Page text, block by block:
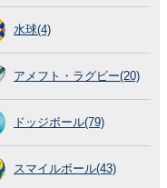
水球(4)
アメフト・ラグビー(20)
ドッジボール(79)
スマイルボール(43)